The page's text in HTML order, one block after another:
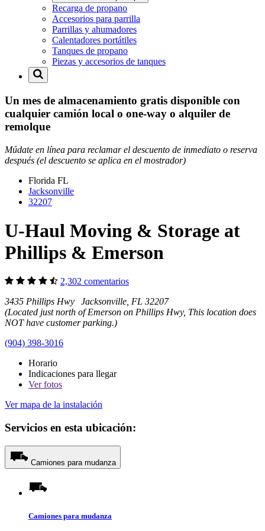
Recarga de propano
Accesorios para parrilla
Parrillas y ahumadores
Calentadores portátiles
Tanques de propano
Piezas y accesorios de tanques
Un mes de almacenamiento gratis disponible con
cualquier camión local o one-way o alquiler de
remolque
Múdate en línea para reclamar el descuento de inmediato o reserva
después (el descuento se aplica en el mostrador)
Florida FL
Jacksonville
32207
U-Haul Moving & Storage at
Phillips & Emerson
2,302 comentarios
3435 Phillips Hwy Jacksonville, FL 32207
(Located just north of Emerson on Phillips Hwy, This location does
NOT have customer parking.)
(904) 398-3016
Horario
Indicaciones para llegar
Verfotos
Ver mapa de la instalación
Servicios en esta ubicación:
Camiones para mudanza
Camiones para mudanza